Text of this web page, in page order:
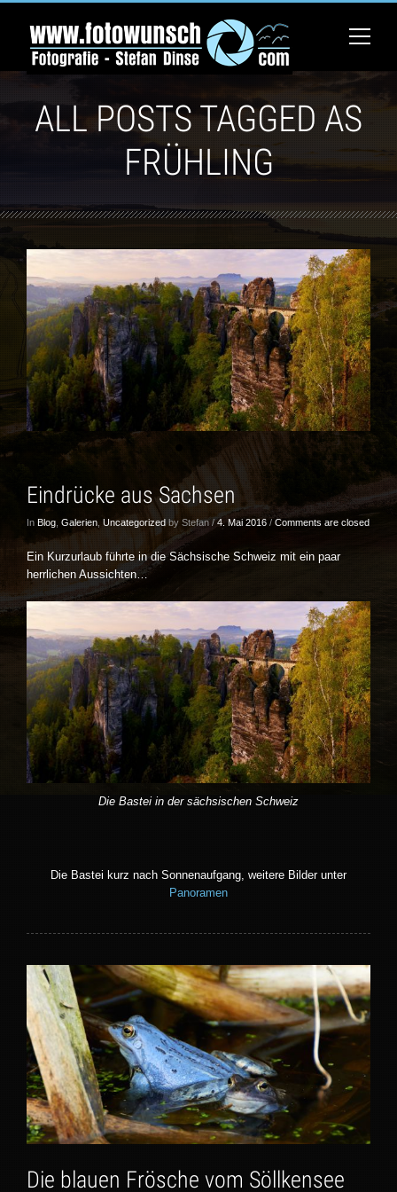
ALL POSTS TAGGED AS
FRÜHLING
Eindrücke aus Sachsen
In Blog Galerien Uncategorized by Stefan /4. Mai 2016 / Comments are closed
Ein Kurzurlaub führte in die Sächsische Schweiz mit ein paar
herrlichen Aussichten…
Die Bastei in der sächsischen Schweiz
Die Bastei kurz nach Sonnenaufgang, weitere Bilder unter
Panoramen
Die blauen Frösche vom Söllkensee